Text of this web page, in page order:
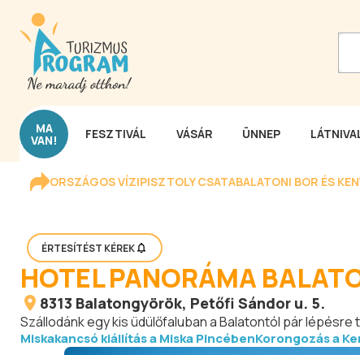
MA
VAN! FESZTIVÁL VÁSÁR ÜNNEP
ORSZÁGOS VÍZIPISZTOLY CSATABALATONI BOR ÉS
ÉRTESÍTÉST KÉREK
HOTEL PANORÁMA
8313 Balatongyörök, Petőfi Sándor u. 5.
Szállodánk egy kis üdülőfaluban a Balatontól pár
Miskakancsó kiállítás a Miska PincébenKorongozás a